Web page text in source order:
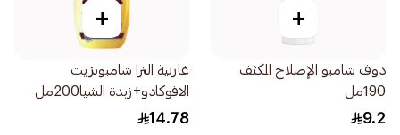
+
دوف شامبو الإصلاح المكثف
190مل
9.2
+
غارنية الترا شامبوبزيت
الافوكادو+زبدة الشيا200مل
14.78